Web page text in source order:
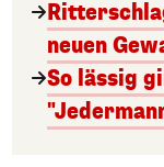
neuen
So lässig